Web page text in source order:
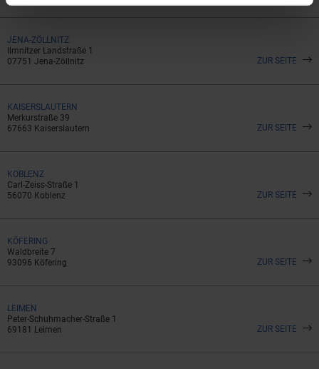
JENA-ZÖLLNITZ
Ilmnitzer Landstraße 1
07751 Jena-Zöllnitz
ZUR SEITE
KAISERSLAUTERN
Merkurstraße 39
67663 Kaiserslautern
ZUR SEITE
KOBLENZ
Carl-Zeiss-Straße 1
56070 Koblenz
ZUR SEITE
KÖFERING
Waldbreite 7
93096 Köfering
ZUR SEITE
LEIMEN
Peter-Schuhmacher-Straße 1
69181 Leimen
ZUR SEITE